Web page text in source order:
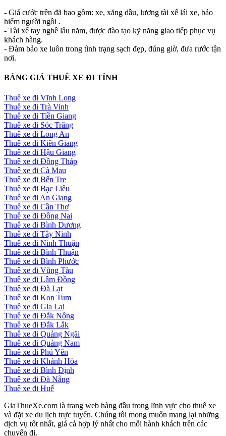
- Giá cước trên đã bao gồm: xe, xăng dầu, lương tài xế lái xe, bảo
hiểm người ngồi .
- Tài xế tay nghề lâu năm, được đào tạo kỹ năng giao tiếp phục vụ
khách hàng.
- Đảm bảo xe luôn trong tình trạng sạch đẹp, đúng giờ, đưa rước tận
nơi.
BẢNG GIÁ THUÊ XE ĐI TỈNH
Thuê xe đi Vĩnh Long
Thuê xe đi Trà Vinh
Thuê xe đi Tiền Giang
Thuê xe đi Sóc Trăng
Thuê xe đi Long An
Thuê xe đi Kiên Giang
Thuê xe đi Hậu Giang
Thuê xe đi Đồng Tháp
Thuê xe đi Cà Mau
Thuê xe đi Bến Tre
Thuê xe đi Bạc Liêu
Thuê xe đi An Giang
Thuê xe đi Cần Thơ
Thuê xe đi Đồng Nai
Thuê xe đi Bình Dương
Thuê xe đi Tây Ninh
Thuê xe đi Ninh Thuận
Thuê xe đi Bình Thuận
Thuê xe đi Bình Phước
Thuê xe đi Vũng Tàu
Thuê xe đi Lâm Đồng
Thuê xe đi Đà Lạt
Thuê xe đi Kon Tum
Thuê xe đi Gia Lai
Thuê xe đi Đắk Nông
Thuê xe đi Đắk Lắk
Thuê xe đi Quảng Ngãi
Thuê xe đi Quảng Nam
Thuê xe đi Phú Yên
Thuê xe đi Khánh Hòa
Thuê xe đi Bình Định
Thuê xe đi Đà Nẵng
Thuê xe đi Huế
GiaThueXe.com là trang web hàng đầu trong lĩnh vực cho thuê xe
và đặt xe du lịch trực tuyến. Chúng tôi mong muốn mang lại những
dịch vụ tốt nhất, giá cả hợp lý nhất cho mỗi hành khách trên các
chuyến đi.